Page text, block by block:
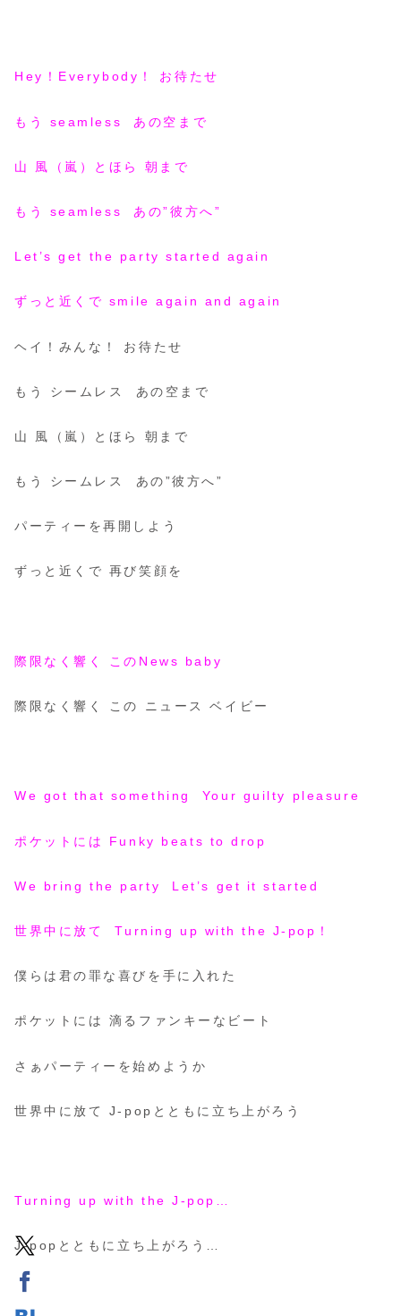
Hey！Everybody！ お待たせ
もう seamless あの空まで
山 風（嵐）とほら 朝まで
もう seamless あの”彼方へ”
Let’s get the party started again
ずっと近くで smile again and again
ヘイ！みんな！ お待たせ
もう シームレス あの空まで
山 風（嵐）とほら 朝まで
もう シームレス あの”彼方へ”
パーティーを再開しよう
ずっと近くで 再び笑顔を
際限なく響く このNews baby
際限なく響く この ニュース ベイビー
We got that something Your guilty pleasure
ポケットには Funky beats to drop
We bring the party Let’s get it started
世界中に放て Turning up with the J-pop！
僕らは君の罪な喜びを手に入れた
ポケットには 滴るファンキーなビート
さぁパーティーを始めようか
世界中に放て J-popとともに立ち上がろう
Turning up with the J-pop…
J-popとともに立ち上がろう…